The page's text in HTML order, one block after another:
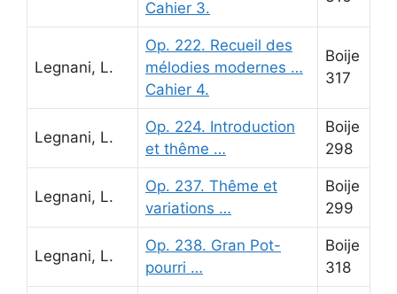
Cahier 3.
Legnani, L.
Op. 222. Recueil des
mélodies modernes …
Cahier 4.
Boije
317
Legnani, L.
Op. 224. Introduction
et thême …
Boije
298
Legnani, L.
Op. 237. Thême et
variations …
Boije
299
Legnani, L.
Op. 238. Gran Pot-
pourri …
Boije
318